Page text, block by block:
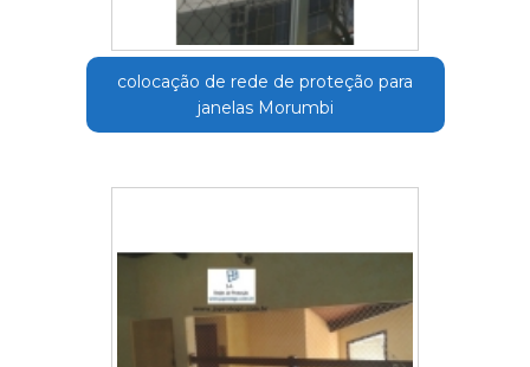
colocação de rede de proteção para
janelas Morumbi